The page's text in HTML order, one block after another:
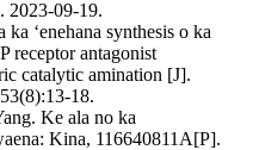
2023-09-19.
ʻenehana synthesis o ka
receptor antagonist
catalytic amination [J].
18.
Ke ala no ka
Kina, 116640811A[P].